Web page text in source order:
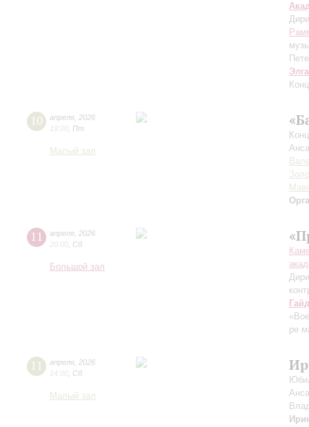
10 апреля 2026
19:00 Пт
Малый зал
11 апреля 2026
20:00 Сб
Большой зал
ре
11 апреля 2026
14:00 Сб
Малый зал